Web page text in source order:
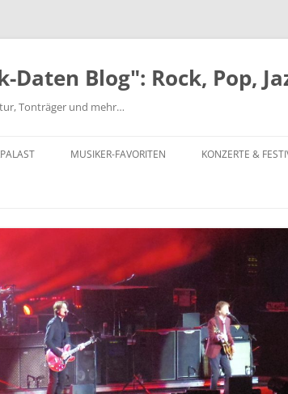
Blog": Rock, Pop,
Tonträger und mehr…
MUSIKER-FAVORITEN
JEFF BECK-ROD STEWART-RON
WOOD
CHUCK BERRY
CAN
ERIC CLAPTON
KONZERTE &
EINZELKONZERTE
MUSIKCLUB HYDE
MAIWOCHE –